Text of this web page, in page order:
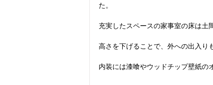
た。
充実したスペースの家事室の床は土
高さを下げることで、外への出入り
内装には漆喰やウッドチップ壁紙の